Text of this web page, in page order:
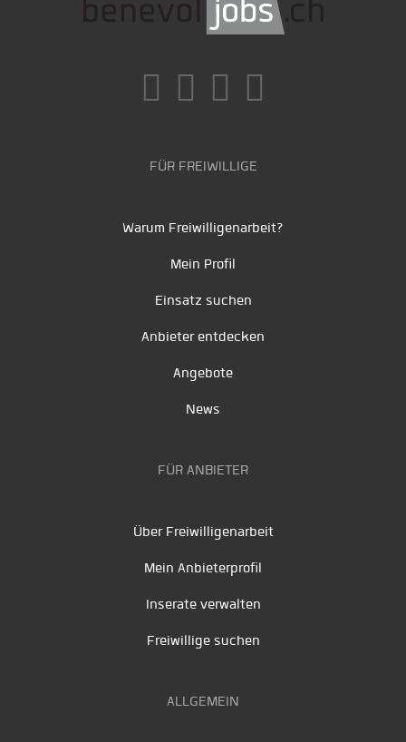
FÜR FREIWILLIGE
Warum Freiwilligenarbeit?
Mein Profil
Einsatz suchen
Anbieter entdecken
Angebote
News
FÜR ANBIETER
Über Freiwilligenarbeit
Mein Anbieterprofil
Inserate verwalten
Freiwillige suchen
ALLGEMEIN